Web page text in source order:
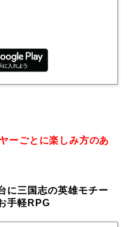
ーごとに楽しみ方のあ
に三国志の英雄モチー
手軽RPG